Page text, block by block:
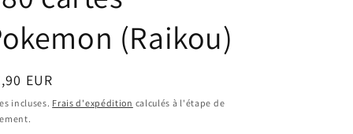
(Raikou)
EUR
incluses. Frais d'expédition calculés à l'étape de